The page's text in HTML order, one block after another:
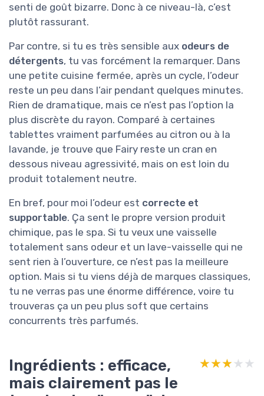
senti de goût bizarre. Donc à ce niveau-là, c’est
plutôt rassurant.
Par contre, si tu es très sensible aux odeurs de
détergents, tu vas forcément la remarquer. Dans
une petite cuisine fermée, après un cycle, l’odeur
reste un peu dans l’air pendant quelques minutes.
Rien de dramatique, mais ce n’est pas l’option la
plus discrète du rayon. Comparé à certaines
tablettes vraiment parfumées au citron ou à la
lavande, je trouve que Fairy reste un cran en
dessous niveau agressivité, mais on est loin du
produit totalement neutre.
En bref, pour moi l’odeur est correcte et
supportable. Ça sent le propre version produit
chimique, pas le spa. Si tu veux une vaisselle
totalement sans odeur et un lave-vaisselle qui ne
sent rien à l’ouverture, ce n’est pas la meilleure
option. Mais si tu viens déjà de marques classiques,
tu ne verras pas une énorme différence, voire tu
trouveras ça un peu plus soft que certains
concurrents très parfumés.
Ingrédients : efficace,
mais clairement pas le
★★★★★
★★★★★